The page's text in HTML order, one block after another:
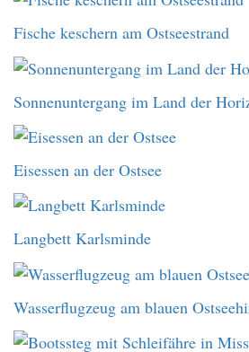
Fische keschern am Ostseestrand
Sonnenuntergang im Land der
Eisessen an der Ostsee
Langbett Karlsminde
Wasserflugzeug am blauen